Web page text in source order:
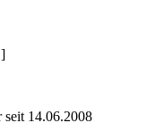
seit 14.06.2008